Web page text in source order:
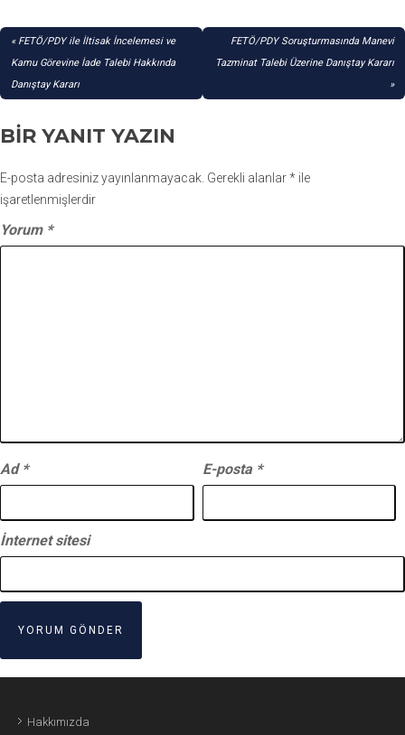
YAZI
GEZINMESI
FETÖ/PDY ile İltisak İncelemesi ve
Kamu Görevine İade Talebi Hakkında
Danıştay Kararı
FETÖ/PDY Soruşturmasında Manevi
Tazminat Talebi Üzerine Danıştay Kararı
BIR YANIT YAZIN
E-posta adresiniz yayınlanmayacak. Gerekli alanlar* ile
işaretlenmişlerdir
Yorum *
Ad * E-posta *
İnternet sitesi
Hakkımızda